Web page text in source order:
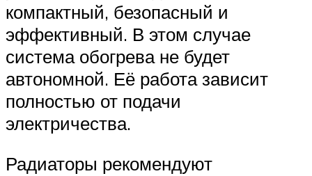
компактный, безопасный и
эффективный. В этом случае
система обогрева не будет
автономной. Её работа зависит
полностью от подачи
электричества.
Радиаторы рекомендуют